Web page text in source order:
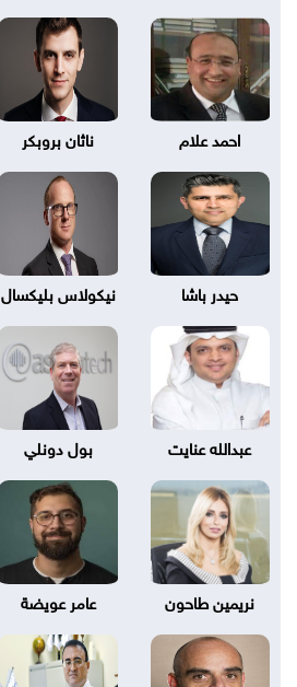
احمد علام ناثان بروبكر
حيدر باشا نيكولاس بليكسال
عبدالله عنايت بول دونلي
نريمين طاحون عامر عويضة